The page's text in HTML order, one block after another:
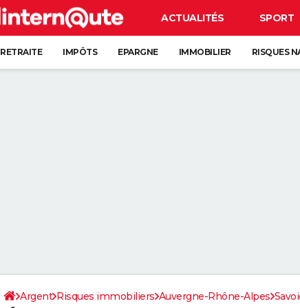
ACTUALITÉS SPORT
RETRAITE IMPÔTS EPARGNE IMMOBILIER RISQUES
Argent Risques immobiliers Auvergne-Rhône-Alpes